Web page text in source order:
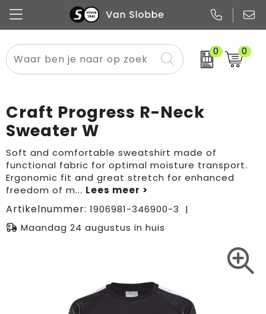
0 0
Alle categorieën
Snoep
Promo
Pennen
Notitieboekjes
Papier
Flessen
Glazen en karaffen
Merken
Meest gekozen
Sportkleding
Overig textiel
Boodschappen- en draagtassen
Sport & vrije tijd
Rugzakken
Craft Progress R-Neck
Sweater W
Soft and comfortable sweatshirt made of
functional fabric for optimal moisture transport.
Ergonomic fit and great stretch for enhanced
freedom of m...
Artikelnummer: 1906981-346900-3
Maandag 24 augustus in huis